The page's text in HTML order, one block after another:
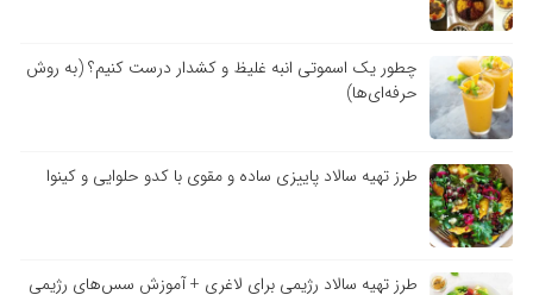
چطور یک اسموتی انبه غلیظ و کشدار درست کنیم؟ (به روش
حرفه‌ای‌ها)
طرز تهیه سالاد پاییزی ساده و مقوی با کدو حلوایی و کینوا
طرز تهیه سالاد رژیمی برای لاغری + آموزش سس‌های رژیمی